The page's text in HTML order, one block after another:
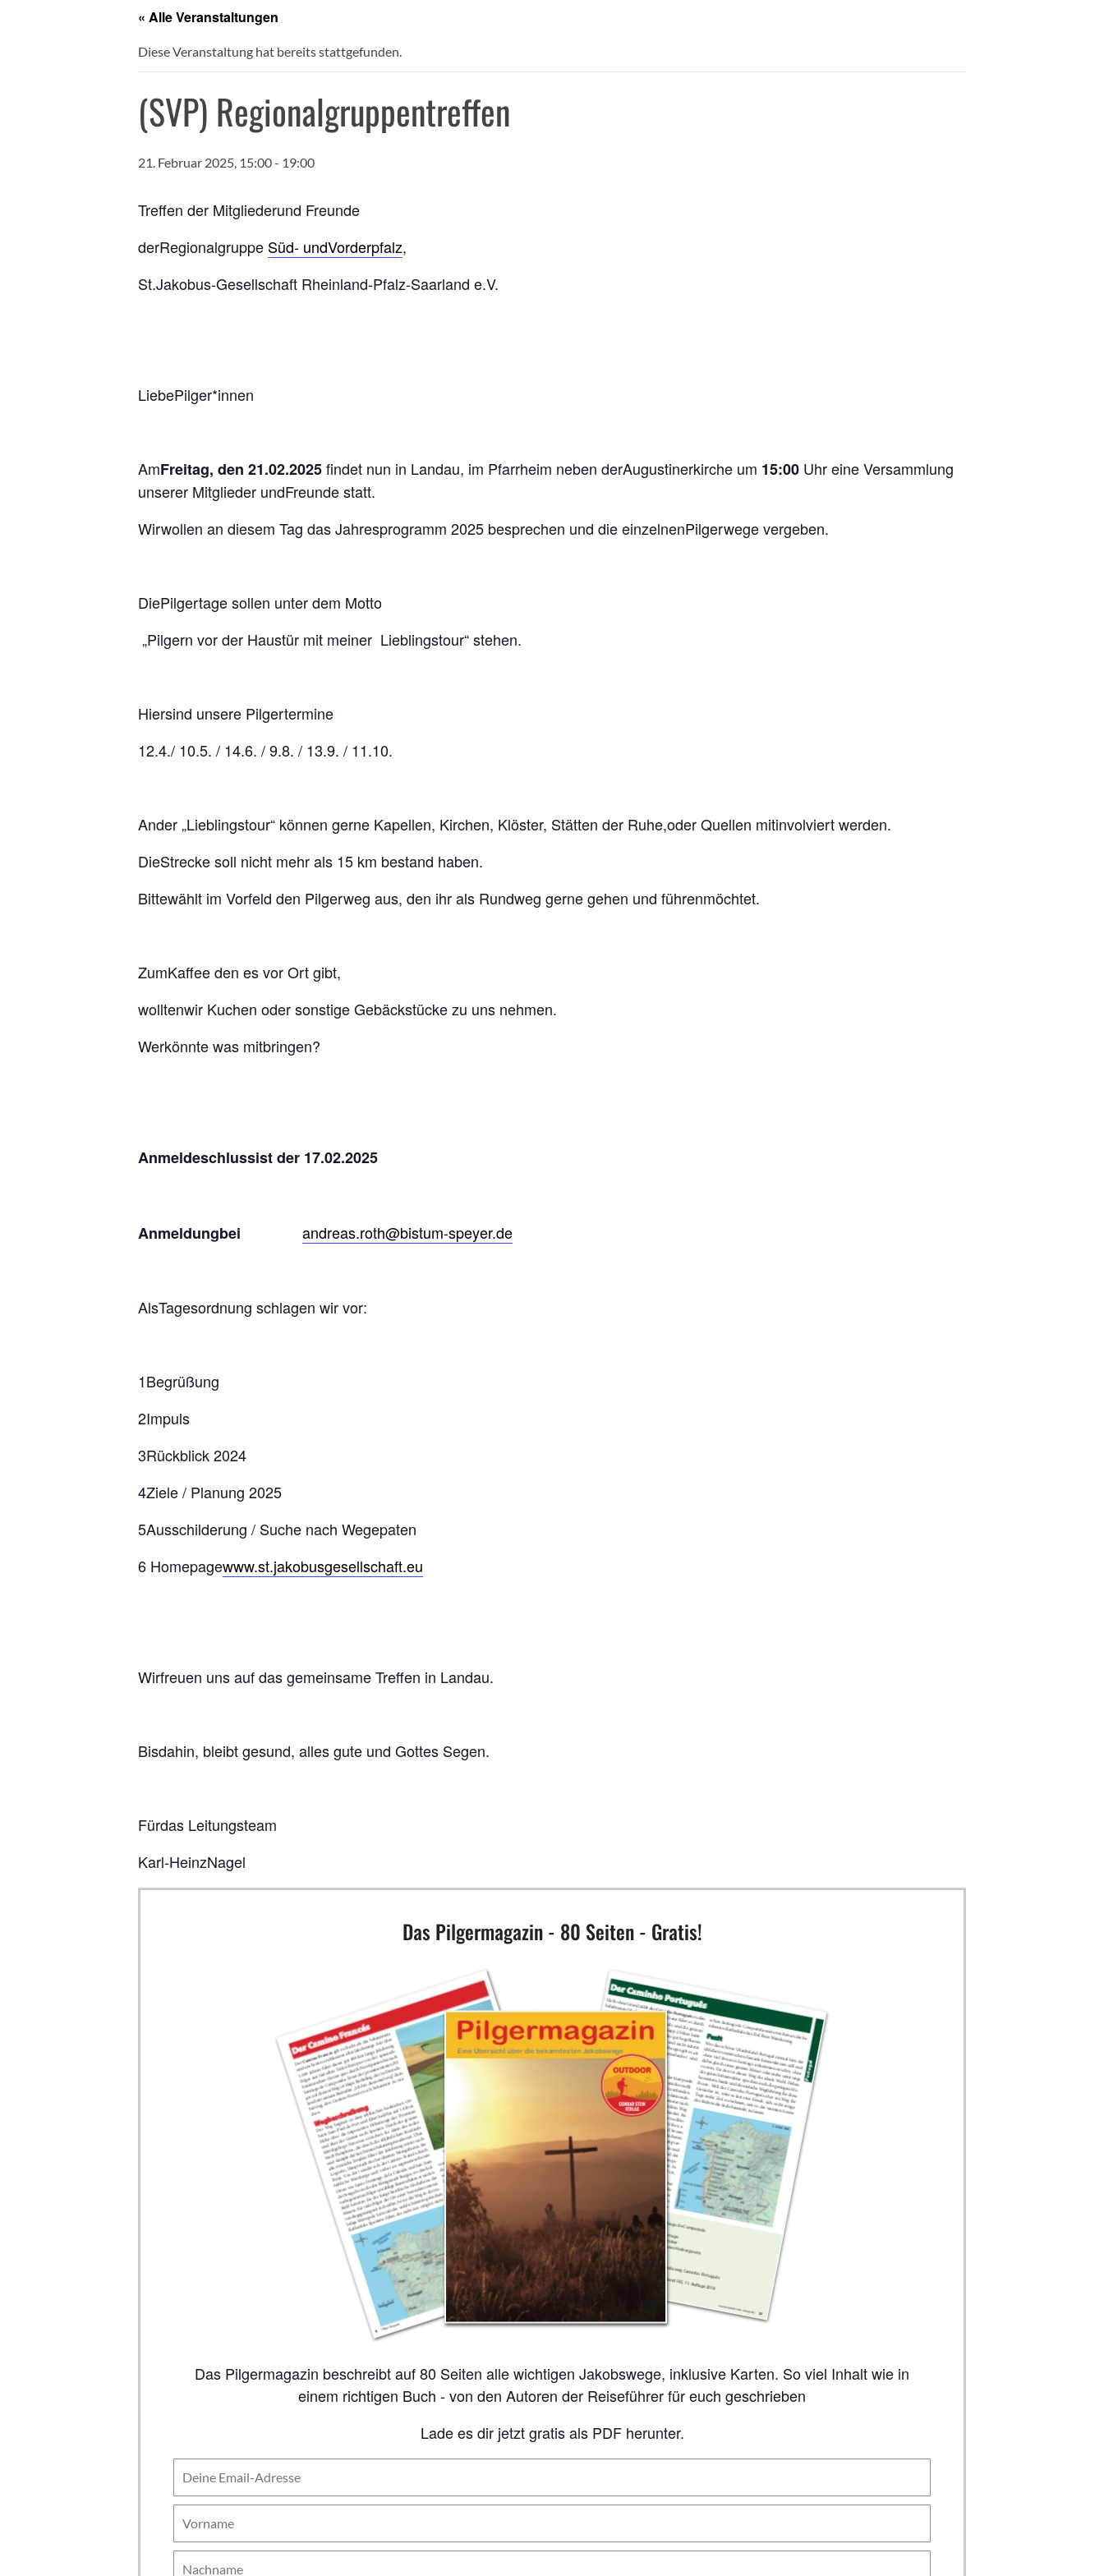
« Alle Veranstaltungen
Diese Veranstaltung hat bereits stattgefunden.
(SVP) Regionalgruppentreffen
21. Februar 2025, 15:00- 19:00
Treffen der Mitgliederund Freunde
derRegionalgruppe Süd- undVorderpfalz,
St.Jakobus-Gesellschaft Rheinland-Pfalz-Saarland e.V.
LiebePilger*innen
AmFreitag, den 21.02.2025findet nun in Landau, im Pfarrheim neben derAugustinerkirche um 15:00 Uhr eine Versammlung
unserer Mitglieder undFreunde statt.
Wirwollen an diesem Tag das Jahresprogramm 2025 besprechen und die einzelnenPilgerwege vergeben.
DiePilgertage sollen unter dem Motto
„Pilgern vor der Haustür mit meiner Lieblingstour“ stehen.
Hiersind unsere Pilgertermine
12.4./ 10.5. / 14.6. / 9.8. / 13.9. / 11.10.
Ander „Lieblingstour“ können gerne Kapellen, Kirchen, Klöster, Stätten der Ruhe,oder Quellen mitinvolviert werden.
DieStrecke soll nicht mehr als 15 km bestand haben.
Bittewählt im Vorfeld den Pilgerweg aus, den ihr als Rundweg gerne gehen und führenmöchtet.
ZumKaffee den es vor Ort gibt,
wolltenwir Kuchen oder sonstige Gebäckstücke zu uns nehmen.
Werkönnte was mitbringen?
Anmeldeschlussist der 17.02.2025
Anmeldungbei andreas.roth@bistum-speyer.de
AlsTagesordnung schlagen wir vor:
1Begrüßung
2Impuls
3Rückblick 2024
4Ziele / Planung 2025
5Ausschilderung / Suche nach Wegepaten
6 Homepagewww.st.jakobusgesellschaft.eu
Wirfreuen uns auf das gemeinsame Treffen in Landau.
Bisdahin, bleibt gesund, alles gute und Gottes Segen.
Fürdas Leitungsteam
Karl-HeinzNagel
Das Pilgermagazin - 80 Seiten - Gratis!
Das Pilgermagazin beschreibt auf 80 Seiten alle wichtigen Jakobswege, inklusive Karten. So viel Inhalt wie in
einem richtigen Buch - von den Autoren der Reiseführer für euch geschrieben
Lade es dir jetzt gratis als PDF herunter.